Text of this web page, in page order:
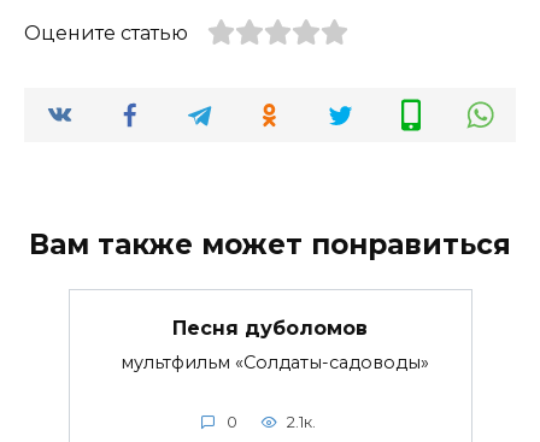
Оцените статью
Вам также может понравиться
Песня дуболомов
мультфильм «Солдаты-садоводы»
0 2.1к.